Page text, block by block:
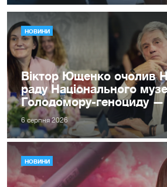
НОВИНИ
Віктор Ющенко очолив
раду Національного
Голодомору-геноциду —
6 серпня 2026
НОВИНИ